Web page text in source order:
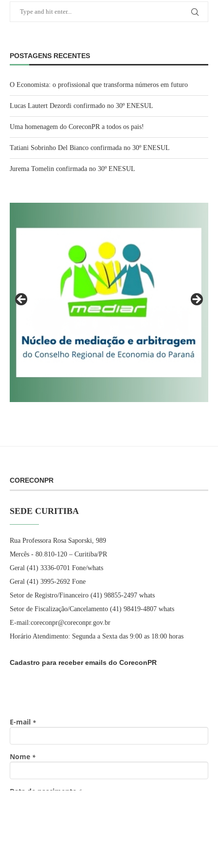
POSTAGENS RECENTES
O Economista: o profissional que transforma números em futuro
Lucas Lautert Dezordi confirmado no 30º ENESUL
Uma homenagem do CoreconPR a todos os pais!
Tatiani Sobrinho Del Bianco confirmada no 30º ENESUL
Jurema Tomelin confirmada no 30º ENESUL
CORECONPR
SEDE CURITIBA
Rua Professora Rosa Saporski, 989
Mercês - 80.810-120 – Curitiba/PR
Geral (41) 3336-0701 Fone/whats
Geral (41) 3995-2692 Fone
Setor de Registro/Financeiro (41) 98855-2497 whats
Setor de Fiscalização/Cancelamento (41) 98419-4807 whats
E-mail:coreconpr@coreconpr.gov.br
Horário Atendimento: Segunda a Sexta das 9:00 as 18:00 horas
Cadastro para receber emails do CoreconPR